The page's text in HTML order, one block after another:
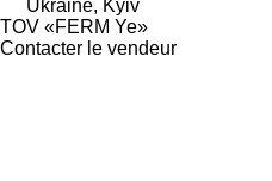
Ukraine, Kyiv
TOV «FERM Ye»
Contacter le vendeur